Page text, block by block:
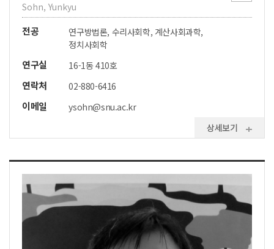
Sohn, Yunkyu
전공
연구방법론, 수리사회학, 계산사회과학,
정치사회학
연구실 16-1동 410호
연락처 02-880-6416
이메일
ysohn@snu.ac.kr
상세보기